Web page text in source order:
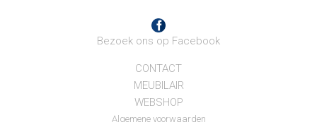
Bezoek ons op Facebook
CONTACT
MEUBILAIR
WEBSHOP
Algemene voorwaarden